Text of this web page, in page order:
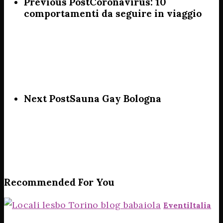
comportamenti da seguire in viaggio
Next PostSauna Gay Bologna
Recommended For You
EventiItalia